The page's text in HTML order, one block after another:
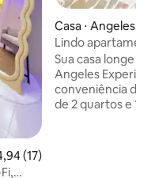
de uma avaliação média
(17)
Casa ⋅ Angeles
Lindo
Balibago, a 5
Sua casa longe
Angeles
conveniência
de 2 quartos e 1